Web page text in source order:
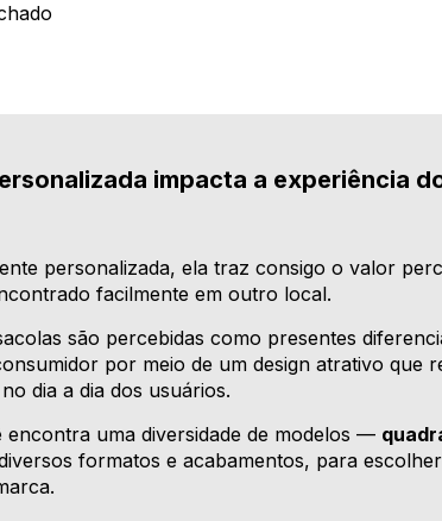
impacta a experiência
personalizada, ela traz consigo o valor
facilmente em outro local.
são percebidas como presentes
por meio de um design atrativo que
dia a dia dos usuários.
encontra uma diversidade de modelos —
formatos e acabamentos, para